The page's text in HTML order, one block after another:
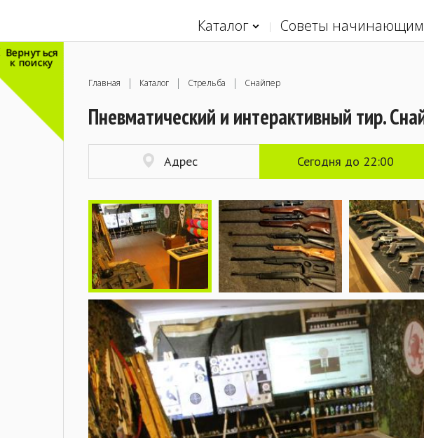
Каталог Советы начинающим
Вернуться
к поиску
Главная Каталог Стрельба Снайпер
Пневматический и интерактивный тир.
Адрес Сегодня до 22:00